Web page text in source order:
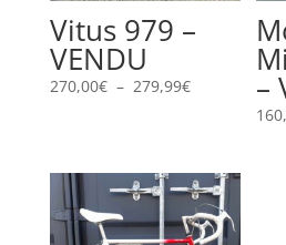
Vitus 979 –
VENDU
270,00€ – 279,99€Plage
à
279,99€
–